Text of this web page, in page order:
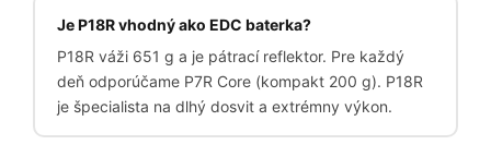
Je P18R vhodný ako EDC baterka?
P18R váži 651 g a je pátrací reflektor. Pre každý
deň odporúčame P7R Core (kompakt 200 g). P18R
je špecialista na dlhý dosvit a extrémny výkon.